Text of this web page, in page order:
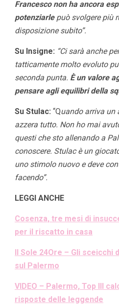
Francesco non ha ancora
potenziarlepuò svolgere più
disposizione subito”.
Su Insigne: “Ci sarà anche
tatticamente molto evoluto
seconda punta. È un valore
pensare agli equilibri della
Su Stulac: “Quando arriva un
azzera tutto. Non ho mai
questi che sto allenando a
conoscere. Stulac è un
uno stimolo nuovo e deve
facendo”.
LEGGI ANCHE
Cosenza, tre mesi di
per il riscatto in casa
Il Sole 24Ore – Gli sceicchi
sul Palermo
VIDEO – Palermo, Top III
risposte delle leggende